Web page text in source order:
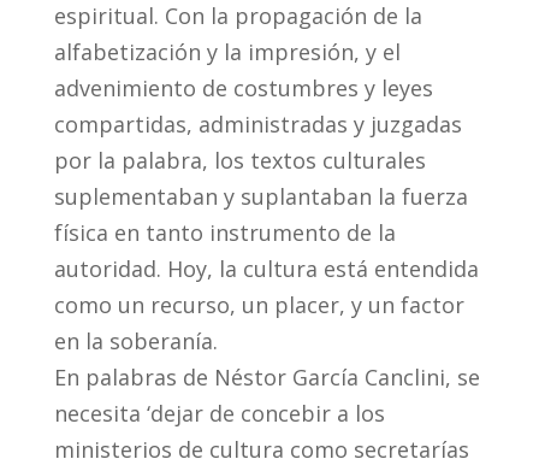
espiritual. Con la propagación de la
alfabetización y la impresión, y el
advenimiento de costumbres y leyes
compartidas, administradas y juzgadas
por la palabra, los textos culturales
suplementaban y suplantaban la fuerza
física en tanto instrumento de la
autoridad. Hoy, la cultura está entendida
como un recurso, un placer, y un factor
en la soberanía.
En palabras de Néstor García Canclini, se
necesita ‘dejar de concebir a los
ministerios de cultura como secretarías